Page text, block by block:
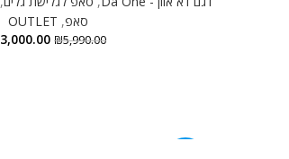
סאפ,
OUTLET
₪5,990.00
3,000.00